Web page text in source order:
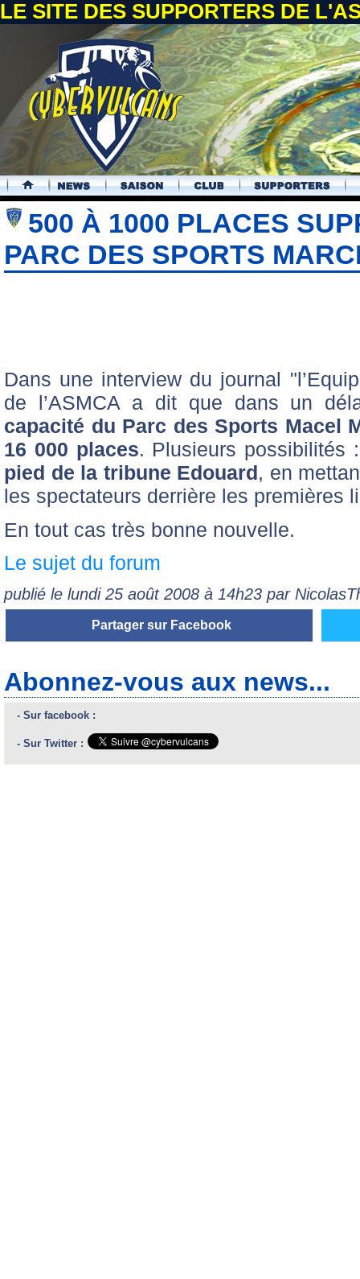
LE SITE DES SUPPORTERS DE
.
500 À 1000 PLACES
PARC DES SPORTS
Dans une interview du journal
de l’ASMCA a dit que dans un
capacité du Parc des Sports Macel
16 000 places. Plusieurs possibilités
pied de la tribune Edouard, en
les spectateurs derrière les premières
En tout cas très bonne nouvelle.
Le sujet du forum
publié le lundi 25 août 2008 à 14h23 par
Partager sur Facebook
Abonnez-vous aux news...
- Sur facebook :
- Sur Twitter :